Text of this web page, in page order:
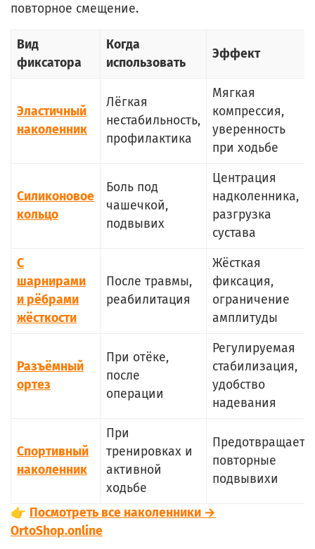
повторное смещение.
Вид
фиксатора
Когда
использовать
Эффект
Эластичный
наколенник
Лёгкая
нестабильность,
профилактика
Мягкая
компрессия,
уверенность
при ходьбе
Силиконовое
кольцо
Боль под
чашечкой,
подвывих
Центрация
надколенника,
разгрузка
сустава
С
шарнирами
и рёбрами
жёсткости
После травмы,
реабилитация
Жёсткая
фиксация,
ограничение
амплитуды
Разъёмный
ортез
При отёке,
после
операции
Регулируемая
стабилизация,
удобство
надевания
Спортивный
наколенник
При
тренировках и
активной
ходьбе
Предотвращает
повторные
подвывихи
👉 Посмотреть все наколенники →
OrtoShop.online